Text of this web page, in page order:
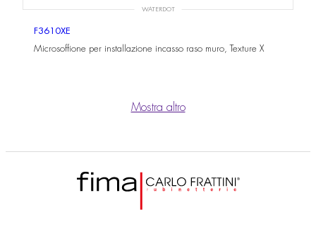
WATERDOT
F3610XE
Microsoffione per installazione incasso raso muro, Texture X
Mostra altro